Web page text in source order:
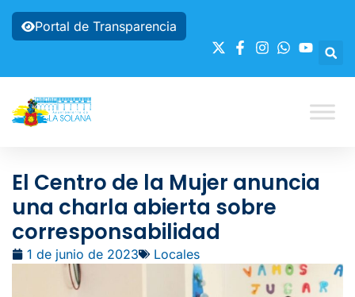
Portal de Transparencia
El Centro de la Mujer anuncia
una charla abierta sobre
corresponsabilidad
1 de junio de 2023 Locales